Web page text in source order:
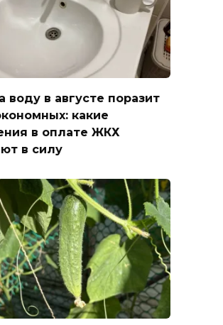
воду в августе поразит
какие
в оплате ЖКХ
в силу